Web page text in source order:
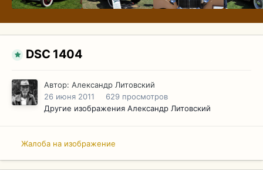
DSC 1404
Автор: Александр Литовский
26 июня 2011
629 просмотров
Другие изображения Александр Литовский
Жалоба на изображение